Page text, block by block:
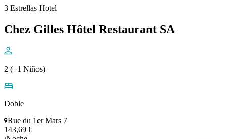
3 Estrellas Hotel
Chez Gilles Hôtel Restaurant SA
2 (+1 Niños)
Doble
Rue du 1er Mars 7
143,69 €